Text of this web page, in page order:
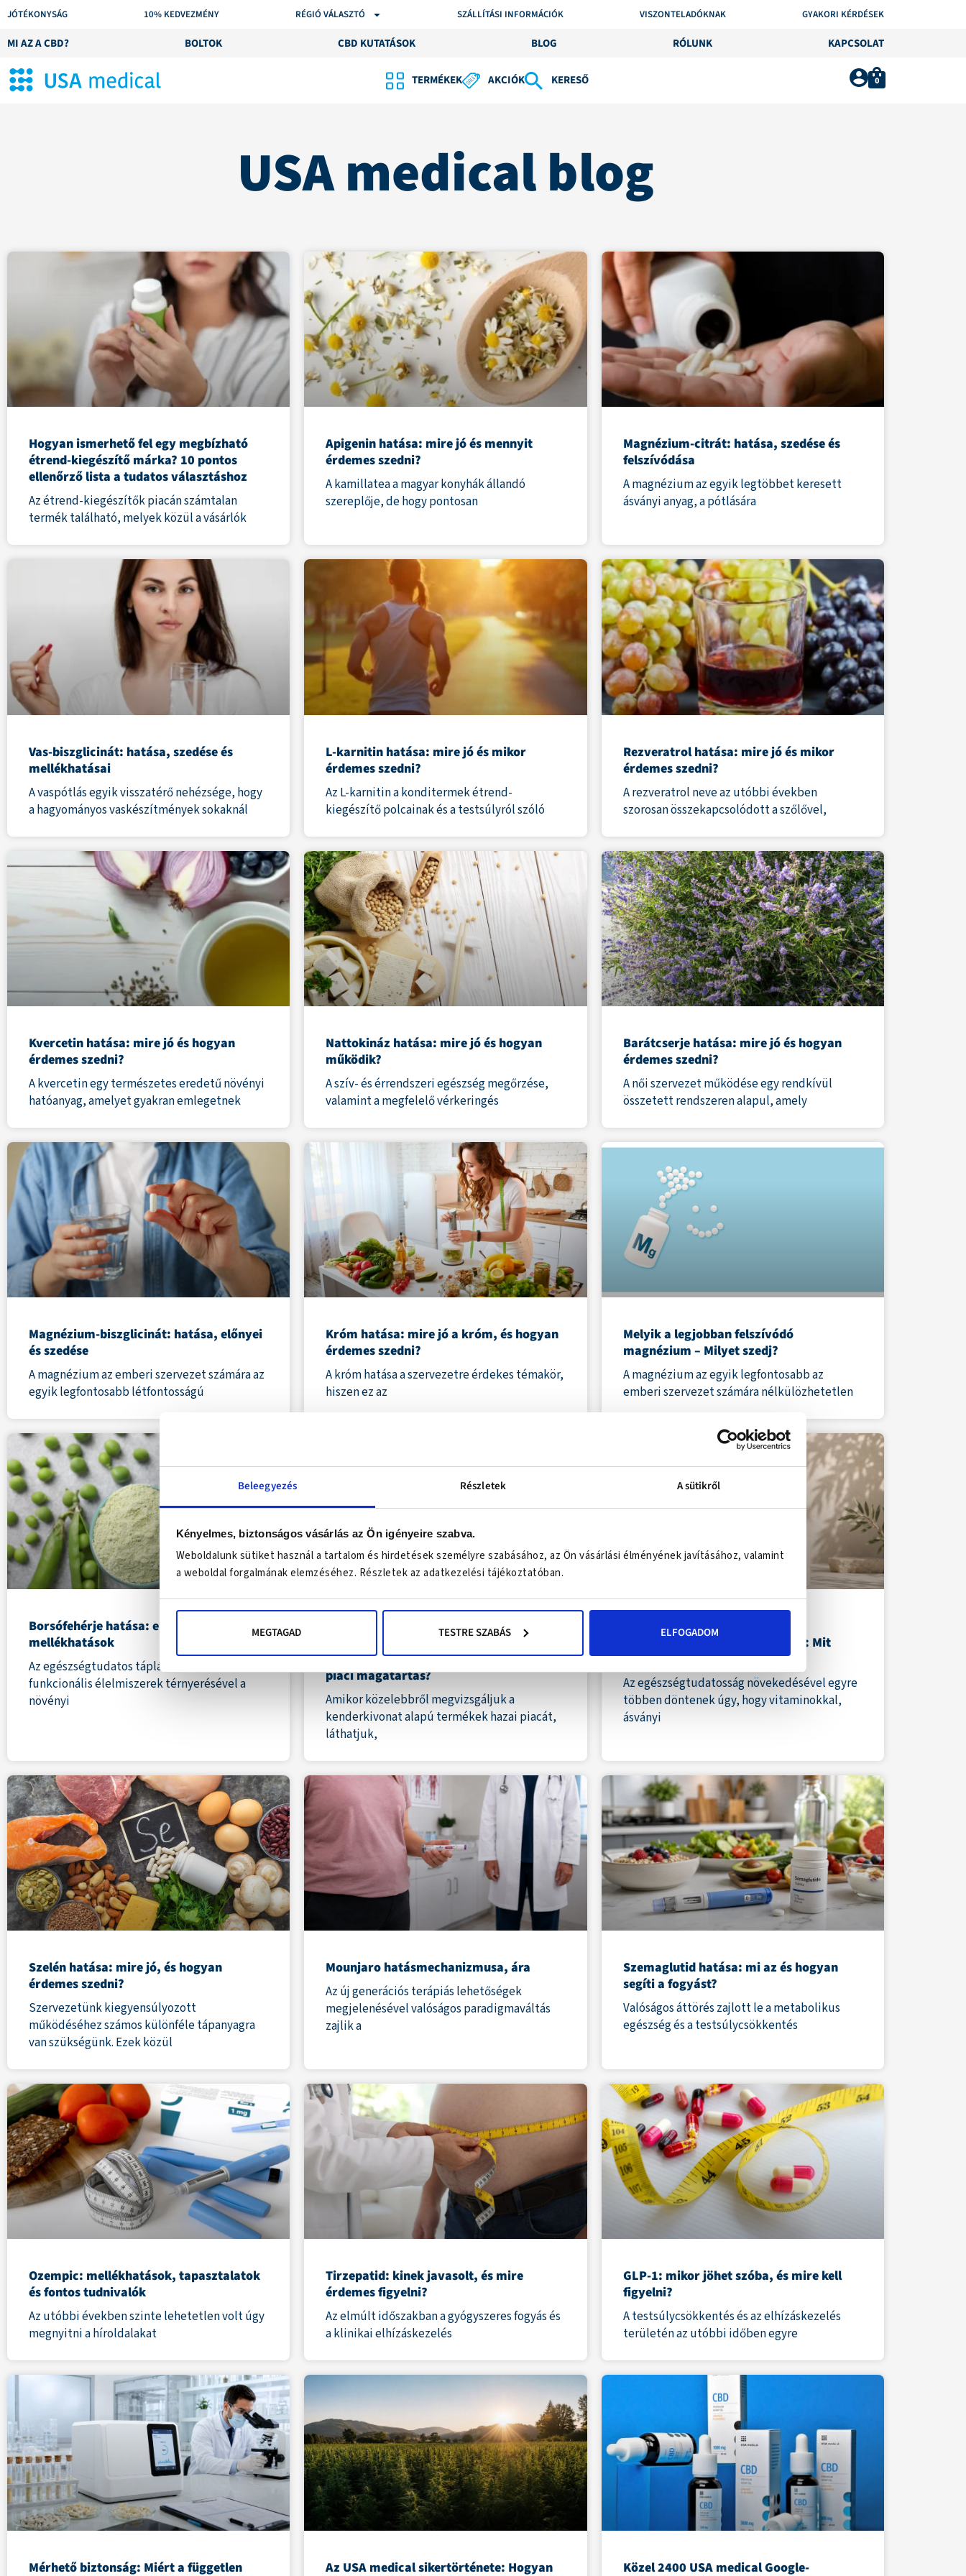
Beleegyezés Részletek A sütikről
Kényelmes, biztonságos vásárlás az Ön igényeire szabva.
Weboldalunk sütiket használ a tartalom és hirdetések személyre szabásához, az Ön vásárlási élményének javításához, valamint
a weboldal forgalmának elemzéséhez. Részletek az adatkezelési tájékoztatóban.
MEGTAGAD TESTRE SZABÁS ELFOGADOM
JÓTÉKONYSÁG 10% KEDVEZMÉNY RÉGIÓ VÁLASZTÓ SZÁLLÍTÁSI INFORMÁCIÓK VISZONTELADÓKNAK GYAKORI KÉRDÉSEK
MI AZ A CBD? BOLTOK CBD KUTATÁSOK BLOG RÓLUNK KAPCSOLAT
TERMÉKEK AKCIÓK KERESŐ 0
USA medical blog
Hogyan ismerhető fel egy megbízható
étrend-kiegészítő márka? 10 pontos
ellenőrző lista a tudatos választáshoz
Az étrend-kiegészítők piacán számtalan
termék található, melyek közül a vásárlók
Apigenin hatása: mire jó és mennyit
érdemes szedni?
A kamillatea a magyar konyhák állandó
szereplője, de hogy pontosan
Magnézium-citrát: hatása, szedése és
felszívódása
A magnézium az egyik legtöbbet keresett
ásványi anyag, a pótlására
Vas-biszglicinát: hatása, szedése és
mellékhatásai
A vaspótlás egyik visszatérő nehézsége, hogy
a hagyományos vaskészítmények sokaknál
L-karnitin hatása: mire jó és mikor
érdemes szedni?
Az L-karnitin a konditermek étrend-
kiegészítő polcainak és a testsúlyról szóló
Rezveratrol hatása: mire jó és mikor
érdemes szedni?
A rezveratrol neve az utóbbi években
szorosan összekapcsolódott a szőlővel,
Kvercetin hatása: mire jó és hogyan
érdemes szedni?
A kvercetin egy természetes eredetű növényi
hatóanyag, amelyet gyakran emlegetnek
Nattokináz hatása: mire jó és hogyan
működik?
A szív- és érrendszeri egészség megőrzése,
valamint a megfelelő vérkeringés
Barátcserje hatása: mire jó és hogyan
érdemes szedni?
A női szervezet működése egy rendkívül
összetett rendszeren alapul, amely
Magnézium-biszglicinát: hatása, előnyei
és szedése
A magnézium az emberi szervezet számára az
egyik legfontosabb létfontosságú
Króm hatása: mire jó a króm, és hogyan
érdemes szedni?
A króm hatása a szervezetre érdekes témakör,
hiszen ez az
Melyik a legjobban felszívódó
magnézium – Milyet szedj?
A magnézium az egyik legfontosabb az
emberi szervezet számára nélkülözhetetlen
Borsófehérje hatása: előnyök, adagolás,
mellékhatások
Az egészségtudatos táplálkozás és a
funkcionális élelmiszerek térnyerésével a
növényi
CBD olajok és CBD kozmetikumok legális
forgalmazása Magyarországon: Hogyan
teremt tiszta viszonyokat a jogkövető
piaci magatartás?
Amikor közelebbről megvizsgáljuk a
kenderkivonat alapú termékek hazai piacát,
láthatjuk,
Étrend-kiegészítők jogszerű
forgalmazása Magyarországon: Mit
jelent az NNGYK notifikáció?
Az egészségtudatosság növekedésével egyre
többen döntenek úgy, hogy vitaminokkal,
ásványi
Szelén hatása: mire jó, és hogyan
érdemes szedni?
Szervezetünk kiegyensúlyozott
működéséhez számos különféle tápanyagra
van szükségünk. Ezek közül
Mounjaro hatásmechanizmusa, ára
Az új generációs terápiás lehetőségek
megjelenésével valóságos paradigmaváltás
zajlik a
Szemaglutid hatása: mi az és hogyan
segíti a fogyást?
Valóságos áttörés zajlott le a metabolikus
egészség és a testsúlycsökkentés
Ozempic: mellékhatások, tapasztalatok
és fontos tudnivalók
Az utóbbi években szinte lehetetlen volt úgy
megnyitni a híroldalakat
Tirzepatid: kinek javasolt, és mire
érdemes figyelni?
Az elmúlt időszakban a gyógyszeres fogyás és
a klinikai elhízáskezelés
GLP-1: mikor jöhet szóba, és mire kell
figyelni?
A testsúlycsökkentés és az elhízáskezelés
területén az utóbbi időben egyre
Mérhető biztonság: Miért a független
Az USA medical sikertörténete: Hogyan
Közel 2400 USA medical Google-